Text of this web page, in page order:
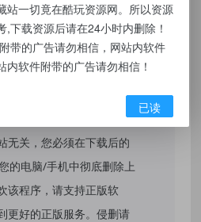
来自网络，版权争议与本
软件的文章仅限用于学习
上述内容用于商业或者非
后果请用户自负，我们不
性，通过使用本站内容随
无关，您必须在下载后的
的电脑/手机中彻底删除上
该程序，请支持正版软
更好的正版服务。侵删请
站一切竟在酷玩资源网。所以资源
下载资源后请在24小时内删除！
带的广告请勿相信，网站内软件
软件附带的广告请勿相信！
已读